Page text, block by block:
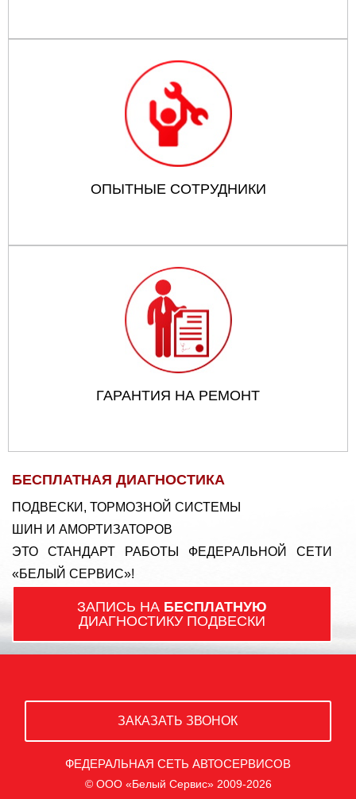
ОПЫТНЫЕ СОТРУДНИКИ
ГАРАНТИЯ НА РЕМОНТ
БЕСПЛАТНАЯ ДИАГНОСТИКА
ПОДВЕСКИ, ТОРМОЗНОЙ СИСТЕМЫ
ШИН И АМОРТИЗАТОРОВ
ЭТО СТАНДАРТ РАБОТЫ ФЕДЕРАЛЬНОЙ СЕТИ
«БЕЛЫЙ СЕРВИС»!
ЗАПИСЬ НА БЕСПЛАТНУЮ
ДИАГНОСТИКУ ПОДВЕСКИ
ЗАКАЗАТЬ ЗВОНОК
ФЕДЕРАЛЬНАЯ СЕТЬ АВТОСЕРВИСОВ
© ООО «Белый Сервис» 2009-2026